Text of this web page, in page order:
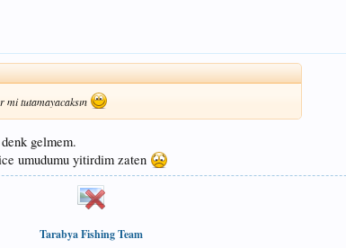
mi tutamayacaksın
gelmem.
umudumu yitirdim zaten
Tarabya Fishing Team